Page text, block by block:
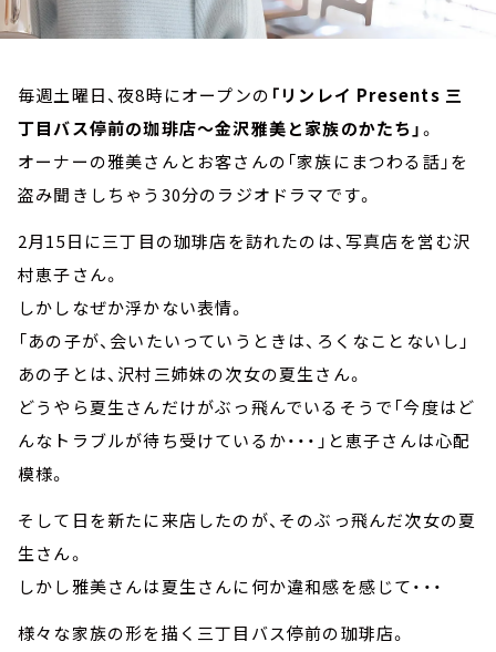
毎週土曜日、夜8時にオープンの 「リンレイ Presents 三
丁目バス停前の珈琲店～金沢雅美と家族のかたち」。
オーナーの雅美さんとお客さんの「家族にまつわる話」を
盗み聞きしちゃう30分のラジオドラマです。
2月15日に三丁目の珈琲店を訪れたのは、写真店を営む沢
村恵子さん。
しかしなぜか浮かない表情。
「あの子が、会いたいっていうときは、ろくなことないし」
あの子とは、沢村三姉妹の次女の夏生さん。
どうやら夏生さんだけがぶっ飛んでいるそうで「今度はど
んなトラブルが待ち受けているか・・・」と恵子さんは心配
模様。
そして日を新たに来店したのが、そのぶっ飛んだ次女の夏
生さん。
しかし雅美さんは夏生さんに何か違和感を感じて・・・
様々な家族の形を描く三丁目バス停前の珈琲店。